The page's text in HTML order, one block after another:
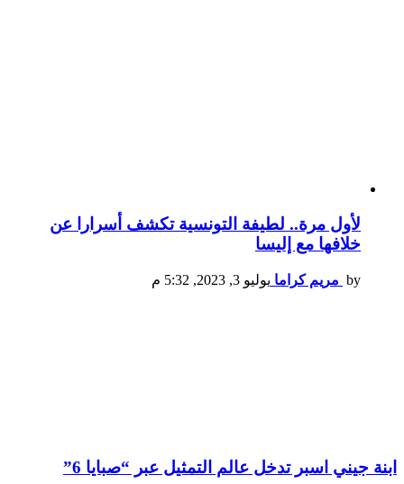
لأول مرة.. لطيفة التونسية تكشف أسرارا عن
خلافها مع إليسا
by مريم كراما يوليو 3, 2023, 5:32 م
ابنة جيني اسبر تدخل عالم التمثيل عبر “صبايا 6”